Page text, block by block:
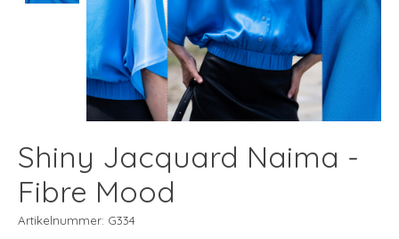
Shiny Jacquard Naima -
Fibre Mood
Artikelnummer: G334